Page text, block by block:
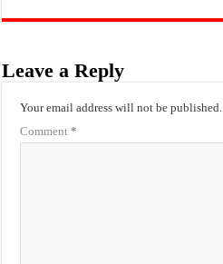
Leave a Reply
Your email address will not be published.
Comment*